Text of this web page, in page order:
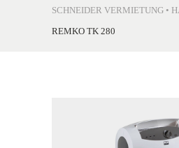
SCHNEIDER VERMIETUNG •
REMKO TK 280